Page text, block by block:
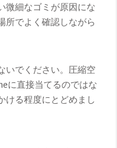
微細なゴミが原因にな
所でよく確認しながら
いでください。圧縮空
に直接当てるのではな
ける程度にとどめまし